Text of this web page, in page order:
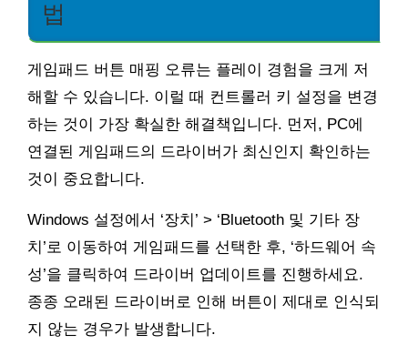
법
게임패드 버튼 매핑 오류는 플레이 경험을 크게 저
해할 수 있습니다. 이럴 때 컨트롤러 키 설정을 변경
하는 것이 가장 확실한 해결책입니다. 먼저, PC에
연결된 게임패드의 드라이버가 최신인지 확인하는
것이 중요합니다.
Windows 설정에서 ‘장치’ > ‘Bluetooth 및 기타 장
치’로 이동하여 게임패드를 선택한 후, ‘하드웨어 속
성’을 클릭하여 드라이버 업데이트를 진행하세요.
종종 오래된 드라이버로 인해 버튼이 제대로 인식되
지 않는 경우가 발생합니다.